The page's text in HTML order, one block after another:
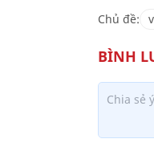
Chủ đề: